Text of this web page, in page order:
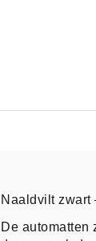
Naaldvilt zwart
De automatten